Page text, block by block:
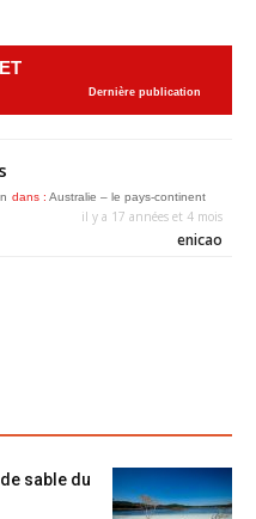
Dernière publication
dans : Australie – le pays-continent
il y a 17 années et 4 mois
enicao
sable du